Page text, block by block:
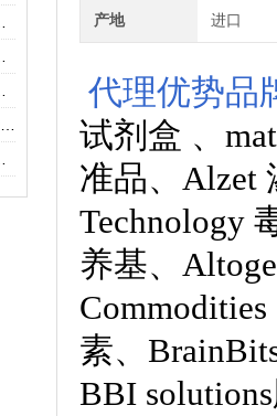
产地 进口
代理优势品
试剂盒 、
准品、 Alzet
Technology
养基、
素、
BBI solutions